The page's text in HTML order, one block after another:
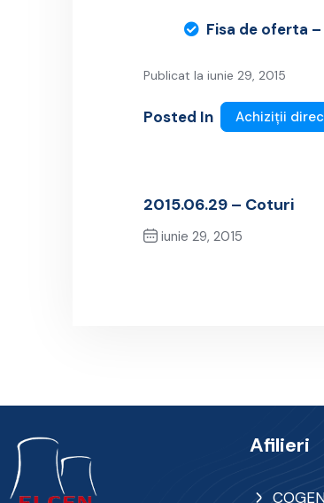
Fisa de oferta
Publicat la iunie 29, 2015
Posted In Achiziții
2015.06.29 – Coturi
iunie 29, 2015
Afilieri